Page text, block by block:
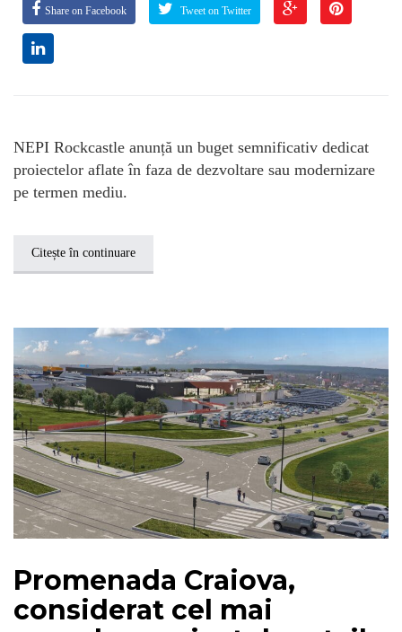
Share on Facebook Tweet on Twitter
NEPI Rockcastle anunță un buget semnificativ dedicat
proiectelor aflate în faza de dezvoltare sau modernizare
pe termen mediu.
Citește în continuare
Promenada Craiova,
considerat cel mai